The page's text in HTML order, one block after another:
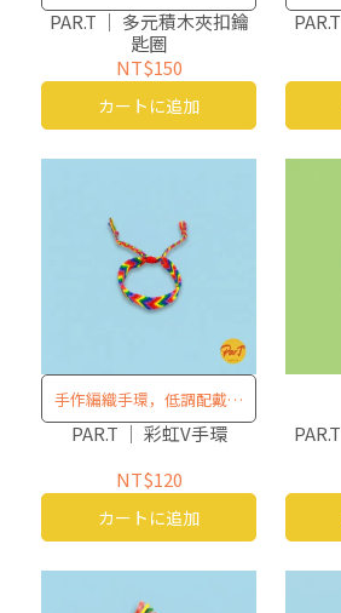
兩相宜！
PAR.T ｜ 多元積木夾扣鑰
匙圈
NT$150
カートに追加
PAR.T ｜ 多元積木皮繩項
手作編織手環，低調配戴清
楚表態
PAR.T ｜ 彩虹V手環
NT$120
カートに追加